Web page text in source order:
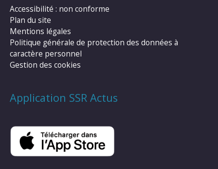
Accessibilité : non conforme
Plan du site
Mentions légales
Politique générale de protection des données à
caractère personnel
Gestion des cookies
Application SSR Actus